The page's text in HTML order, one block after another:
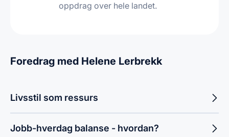
oppdrag over hele landet.
Foredrag med Helene Lerbrekk
Livsstil som ressurs
Jobb-hverdag balanse - hvordan?